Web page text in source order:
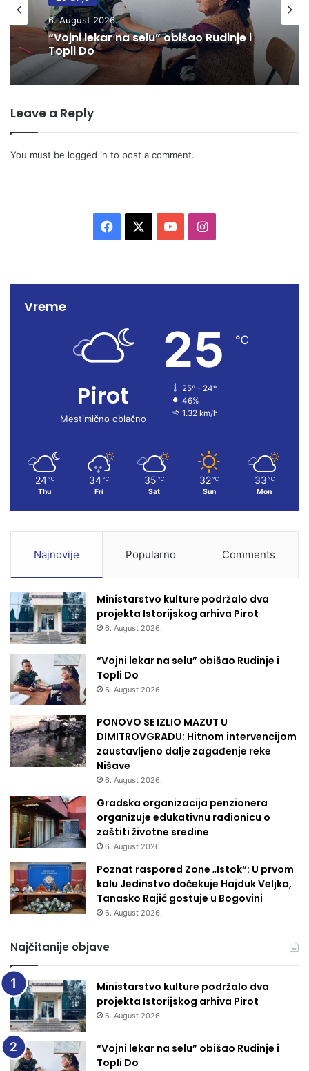
6. August 2026.
“Vojni lekar na selu” obišao Rudinje i
Topli Do
Leave a Reply
You must be logged in to post a comment.
c
b
o
o
k
u
u
b
e
I
s
a
g
r
a
m
Vreme
Pirot
Mestimično oblačno
25 ℃
25º - 24º
46%
1.32 km/h
24 ℃
Thu
34 ℃
Fri
35 ℃
Sat
32 ℃
Sun
33 ℃
Mon
Najnovije Popularno Comments
Ministarstvo kulture podržalo dva
projekta Istorijskog arhiva Pirot
6. August 2026.
“Vojni lekar na selu” obišao Rudinje i
Topli Do
6. August 2026.
PONOVO SE IZLIO MAZUT U
DIMITROVGRADU: Hitnom intervencijom
zaustavljeno dalje zagađenje reke
Nišave
6. August 2026.
Gradska organizacija penzionera
organizuje edukativnu radionicu o
zaštiti životne sredine
6. August 2026.
Poznat raspored Zone „Istok“: U prvom
kolu Jedinstvo dočekuje Hajduk Veljka,
Tanasko Rajić gostuje u Bogovini
6. August 2026.
Najčitanije objave
Ministarstvo kulture podržalo dva
projekta Istorijskog arhiva Pirot
6. August 2026.
“Vojni lekar na selu” obišao Rudinje i
Topli Do